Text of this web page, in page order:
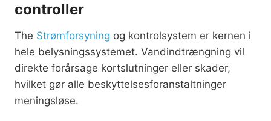
controller
The Strømforsyning og kontrolsystem er kernen i
hele belysningssystemet. Vandindtrængning vil
direkte forårsage kortslutninger eller skader,
hvilket gør alle beskyttelsesforanstaltninger
meningsløse.